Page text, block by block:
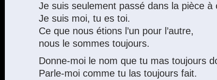
Je suis seulement passé dans la pièce à
Je suis moi, tu es toi.
Ce que nous étions l’un pour l’autre,
nous le sommes toujours.
Donne-moi le nom que tu mas toujours
Parle-moi comme tu las toujours fait.